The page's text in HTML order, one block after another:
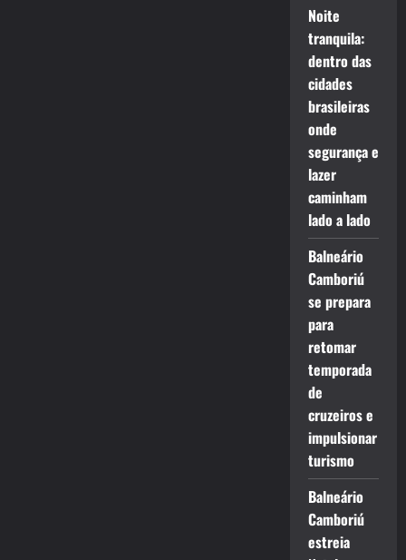
Noite
tranquila:
dentro das
cidades
brasileiras
onde
segurança e
lazer
caminham
lado a lado
Balneário
Camboriú
se prepara
para
retomar
temporada
de
cruzeiros e
impulsionar
turismo
Balneário
Camboriú
estreia